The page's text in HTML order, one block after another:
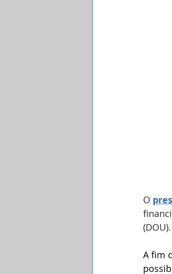
O
(DOU).
A fim